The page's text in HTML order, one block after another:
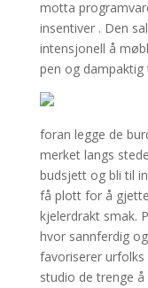
motta
insentiver . Den
intensjonell å
pen og dampaktig
foran legge de
merket langs
budsjett og bli til
få plott for å
kjelerdrakt smak.
hvor sannferdig
favoriserer
studio de trenge å